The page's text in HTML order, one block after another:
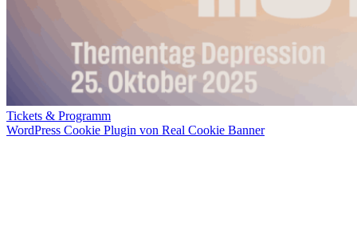
Tickets & Programm
WordPress Cookie Plugin von Real Cookie Banner